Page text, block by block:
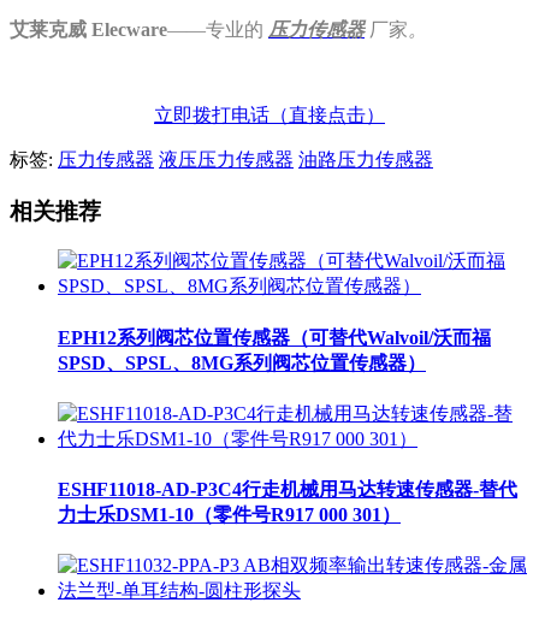
艾莱克威 Elecware——专业的 压力传感器 厂家。
立即拨打电话 （直接点击）
标签: 压力传感器 液压压力传感器 油路压力传感器
相关推荐
EPH12系列阀芯位置传感器（可替代Walvoil/沃而福
SPSD、SPSL、8MG系列阀芯位置传感器）
ESHF11018-AD-P3C4行走机械用马达转速传感器-替代
力士乐DSM1-10（零件号R917 000 301）